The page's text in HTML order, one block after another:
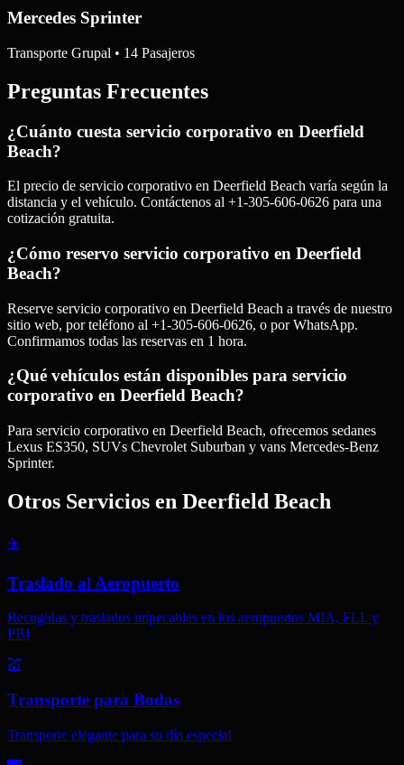
Mercedes Sprinter
Transporte Grupal • 14 Pasajeros
Preguntas Frecuentes
¿Cuánto cuesta servicio corporativo en Deerfield
Beach?
El precio de servicio corporativo en Deerfield Beach varía según la
distancia y el vehículo. Contáctenos al +1-305-606-0626 para una
cotización gratuita.
¿Cómo reservo servicio corporativo en Deerfield
Beach?
Reserve servicio corporativo en Deerfield Beach a través de nuestro
sitio web, por teléfono al +1-305-606-0626, o por WhatsApp.
Confirmamos todas las reservas en 1 hora.
¿Qué vehículos están disponibles para servicio
corporativo en Deerfield Beach?
Para servicio corporativo en Deerfield Beach, ofrecemos sedanes
Lexus ES350, SUVs Chevrolet Suburban y vans Mercedes-Benz
Sprinter.
Otros Servicios en Deerfield Beach
✈️
Traslado al Aeropuerto
Recogidas y traslados impecables en los aeropuertos MIA, FLL y
PBI
💒
Transporte para Bodas
Transporte elegante para su día especial